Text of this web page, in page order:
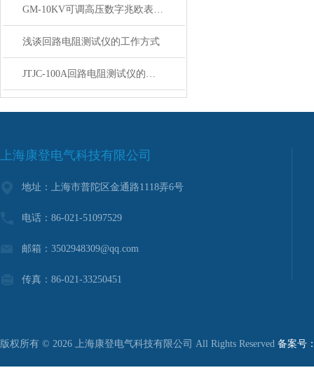
GM-10KV可调高压数字兆欧表产品概述
浅谈回路电阻测试仪的工作方式
JTJC-100A回路电阻测试仪的详细资料
上海康登电气科技有限公司
地址：上海市普陀区金通路1118弄6号
电话：86-021-51097529
邮箱：3502948309@qq.com
传真：86-021-33250451
版权所有 © 2026 上海康登电气科技有限公司 All Rights Reserved 备案号